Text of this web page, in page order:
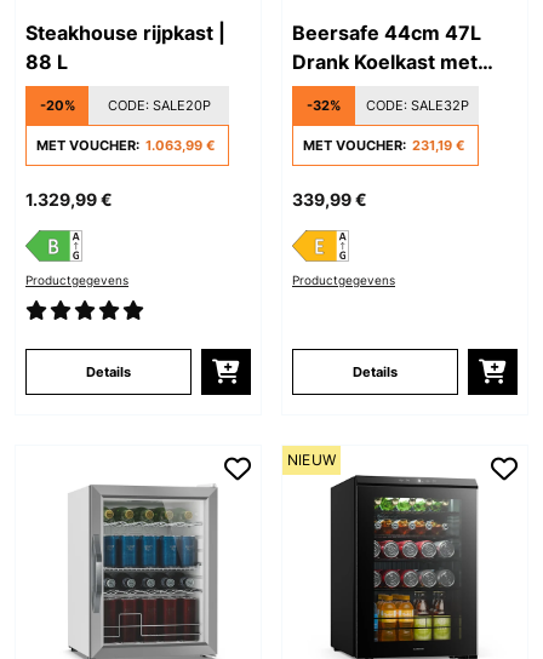
Steakhouse rijpkast |
88 L
-20% CODE: SALE20P
MET VOUCHER: 1.063,99 €
1.329,99 €
Productgegevens
Details
Beersafe 44cm 47L
Drank Koelkast met
Glazen Deur Zilver
-32% CODE: SALE32P
MET VOUCHER: 231,19 €
339,99 €
Productgegevens
Details
NIEUW